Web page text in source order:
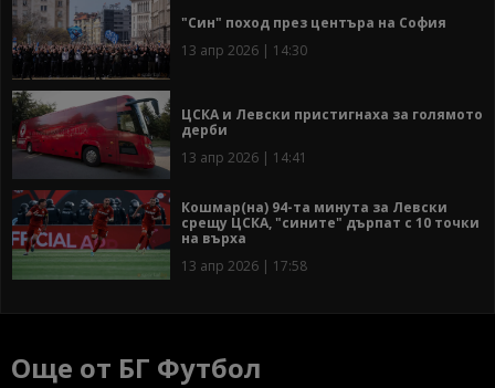
"Син" поход през центъра на София
13 апр 2026 | 14:30
ЦСКА и Левски пристигнаха за голямото
дерби
13 апр 2026 | 14:41
Кошмар(на) 94-та минута за Левски
срещу ЦСКА, "сините" дърпат с 10 точки
на върха
13 апр 2026 | 17:58
Още от БГ Футбол